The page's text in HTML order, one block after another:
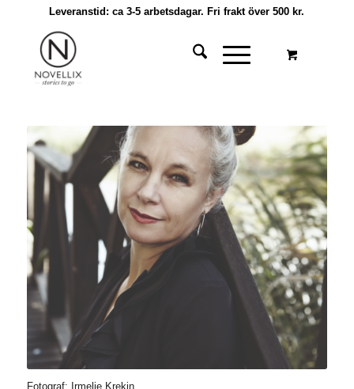
Leveranstid: ca 3-5 arbetsdagar. Fri frakt över 500 kr.
Fotograf: Irmelie Krekin